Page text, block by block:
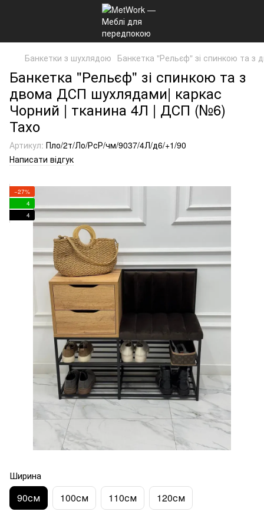
Банкетки з шухлядою Банкетка "Рельєф" зі спинкою та
Банкетка "Рельєф" зі спинкою та з
двома ДСП шухлядами| каркас
Чорний | тканина 4Л | ДСП (№6)
Тахо
Артикул: Пло/2т/Ло/РсР/чм/9037/4Л/д6/+1/90
Написати відгук
−27%
4
4
Ширина
90см 100см 110см 120см